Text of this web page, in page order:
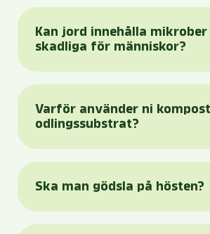
Kan jord innehålla
skadliga för människor?
Varför använder ni
odlingssubstrat?
Ska man gödsla på hösten?